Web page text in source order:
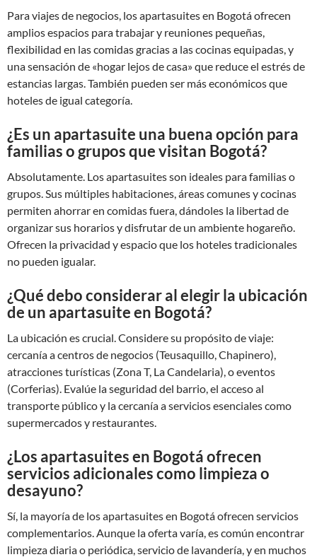
Para viajes de negocios, los apartasuites en Bogotá ofrecen
amplios espacios para trabajar y reuniones pequeñas,
flexibilidad en las comidas gracias a las cocinas equipadas, y
una sensación de «hogar lejos de casa» que reduce el estrés de
estancias largas. También pueden ser más económicos que
hoteles de igual categoría.
¿Es un apartasuite una buena opción para
familias o grupos que visitan Bogotá?
Absolutamente. Los apartasuites son ideales para familias o
grupos. Sus múltiples habitaciones, áreas comunes y cocinas
permiten ahorrar en comidas fuera, dándoles la libertad de
organizar sus horarios y disfrutar de un ambiente hogareño.
Ofrecen la privacidad y espacio que los hoteles tradicionales
no pueden igualar.
¿Qué debo considerar al elegir la ubicación
de un apartasuite en Bogotá?
La ubicación es crucial. Considere su propósito de viaje:
cercanía a centros de negocios (Teusaquillo, Chapinero),
atracciones turísticas (Zona T, La Candelaria), o eventos
(Corferias). Evalúe la seguridad del barrio, el acceso al
transporte público y la cercanía a servicios esenciales como
supermercados y restaurantes.
¿Los apartasuites en Bogotá ofrecen
servicios adicionales como limpieza o
desayuno?
Sí, la mayoría de los apartasuites en Bogotá ofrecen servicios
complementarios. Aunque la oferta varía, es común encontrar
limpieza diaria o periódica, servicio de lavandería, y en muchos